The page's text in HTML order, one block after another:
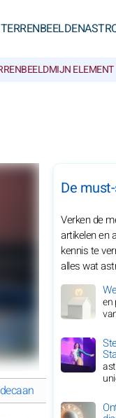
MIJN ELEMENT
De
Verken de
artikelen en
kennis te
alles wat
en